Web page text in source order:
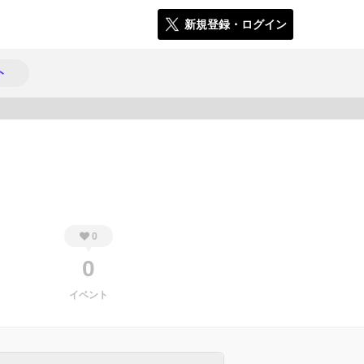
新規登録・ログイン
0
0
イベント